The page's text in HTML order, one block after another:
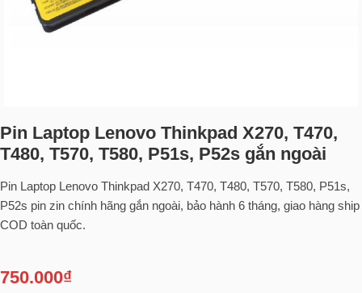
Pin Laptop Lenovo Thinkpad X270, T470,
T480, T570, T580, P51s, P52s gắn ngoài
Pin Laptop Lenovo Thinkpad X270, T470, T480, T570, T580, P51s,
P52s pin zin chính hãng gắn ngoài, bảo hành 6 tháng, giao hàng ship
COD toàn quốc.
750.000₫